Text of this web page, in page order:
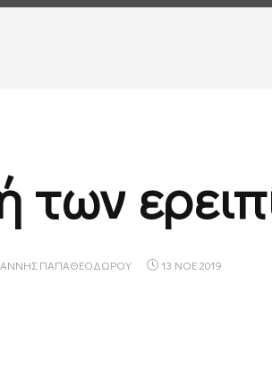
των
ΠΑΠΑΘΕΟΔΏΡΟΥ 13 ΝΟΕ 2019